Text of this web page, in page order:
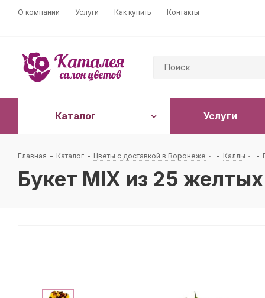
О компании Услуги Как купить Контакты
Каталог Услуги
Главная - Каталог - Цветы с доставкой в Воронеже - Каллы -
Букет MIX из 25